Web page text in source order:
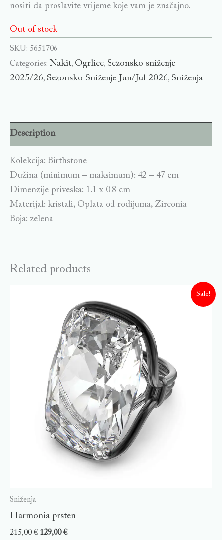
nositi da proslavite vrijeme koje vam je značajno.
Out of stock
SKU: 5651706
Categories: Nakit, Ogrlice, Sezonsko sniženje
2025/26, Sezonsko Sniženje Jun/Jul 2026, Sniženja
Description
Kolekcija: Birthstone
Dužina (minimum – maksimum): 42 – 47 cm
Dimenzije priveska: 1.1 x 0.8 cm
Materijal: kristali, Oplata od rodijuma, Zirconia
Boja: zelena
Related products
Sale!
Sniženja
Harmonia prsten
215,00€ 129,00€